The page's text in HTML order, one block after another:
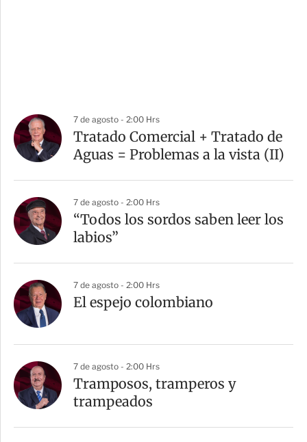
7 de agosto - 2:00 Hrs
Tratado Comercial + Tratado de
Aguas = Problemas a la vista (II)
7 de agosto - 2:00 Hrs
“Todos los sordos saben leer los
labios”
7 de agosto - 2:00 Hrs
El espejo colombiano
7 de agosto - 2:00 Hrs
Tramposos, tramperos y
trampeados